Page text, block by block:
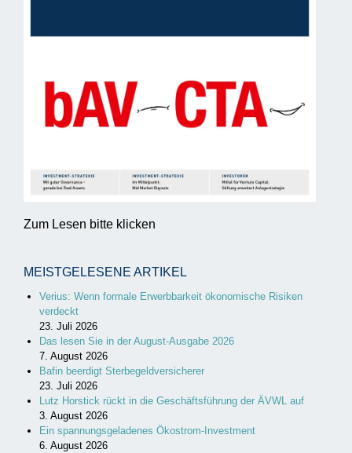
Zum Lesen bitte klicken
MEISTGELESENE ARTIKEL
Verius: Wenn formale Erwerbbarkeit ökonomische Risiken
verdeckt
23. Juli 2026
Das lesen Sie in der August-Ausgabe 2026
7. August 2026
Bafin beerdigt Sterbegeldversicherer
23. Juli 2026
Lutz Horstick rückt in die Geschäftsführung der ÄVWL auf
3. August 2026
Ein spannungsgeladenes Ökostrom-Investment
6. August 2026